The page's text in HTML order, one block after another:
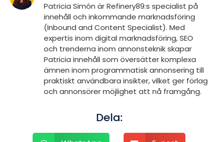
Patricia Simón är Refinery89:s specialist på
innehåll och inkommande marknadsföring
(Inbound and Content Specialist). Med
expertis inom digital marknadsföring, SEO
och trenderna inom annonsteknik skapar
Patricia innehåll som översätter komplexa
ämnen inom programmatisk annonsering till
praktiskt användbara insikter, vilket ger förlag
och annonsörer möjlighet att nå framgång.
Dela: